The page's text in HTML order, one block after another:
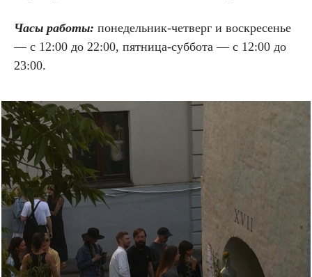
Часы работы: понедельник-четверг и воскресенье
— с 12:00 до 22:00, пятница-суббота — с 12:00 до
23:00.